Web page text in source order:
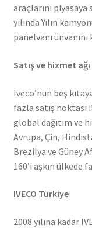
araçlarını
yılında Yılın
panelvanı ünvanını
Satış ve hizmet ağı
Iveco’nun beş
fazla satış noktası
global dağıtım ve
Avrupa, Çin,
Brezilya ve Güney
160’ı aşkın
IVECO Türkiye
2008 yılına kadar